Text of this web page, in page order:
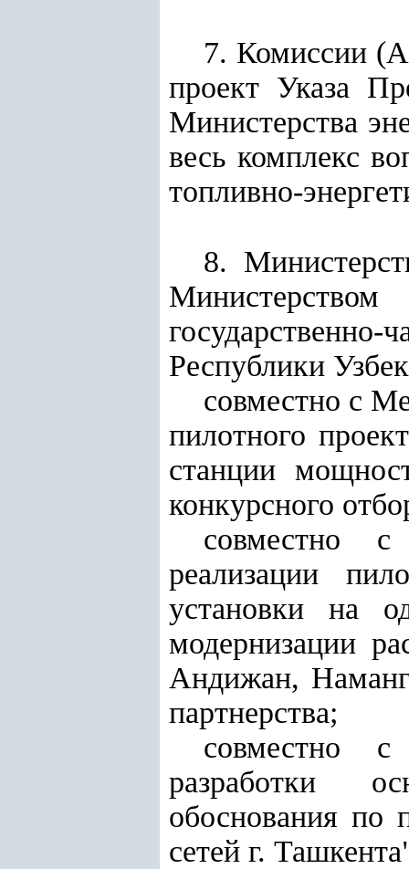
7. Комиссии
проект Указа
Министерства
весь комплекс
топливно-
8.
Министерством
Республики
совместно с
пилотного
станции
конкурсного
совместно
реализации
установки на
модернизации
Андижан,
партнерства;
совместно
разработки
обоснования по
сетей г.